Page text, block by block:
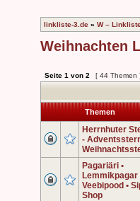
linkliste-3.de » W –
Weihnachten
Seite 1 von 2 [ 44 Themen ]
Themen
Herrnhuter
-
Pagariäri •
Lemmikpagar
Veebipood •
Shop